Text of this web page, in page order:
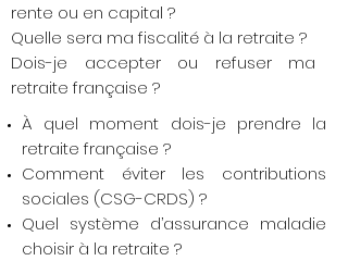
rente ou en capital ?
Quelle sera ma fiscalité à la retraite ?
Dois-je accepter ou refuser ma
retraite française ?
À quel moment dois-je prendre la
retraite française ?
Comment éviter les contributions
sociales (CSG-CRDS) ?
Quel système d’assurance maladie
choisir à la retraite ?